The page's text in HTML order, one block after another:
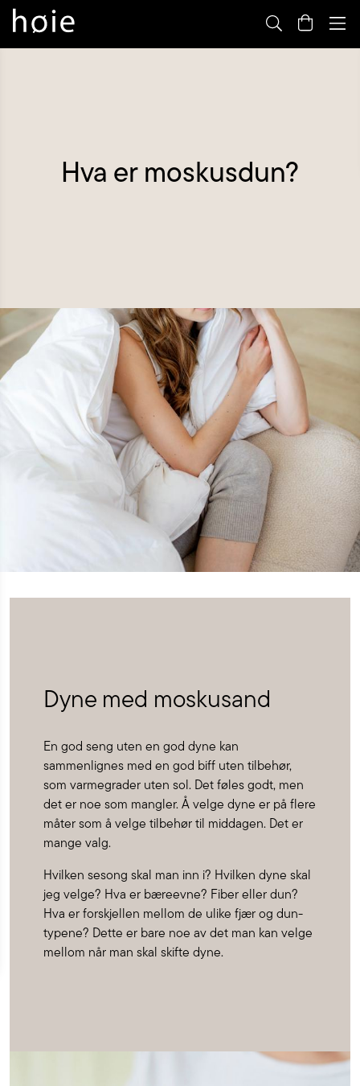
Hva er moskusdun?
Dyne med moskusand
En god seng uten en god dyne kan
sammenlignes med en god biff uten tilbehør,
som varmegrader uten sol. Det føles godt, men
det er noe som mangler. Å velge dyne er på flere
måter som å velge tilbehør til middagen. Det er
mange valg.
Hvilken sesong skal man inn i? Hvilken dyne skal
jeg velge? Hva er bæreevne? Fiber eller dun?
Hva er forskjellen mellom de ulike fjær og dun-
typene? Dette er bare noe av det man kan velge
mellom når man skal skifte dyne.